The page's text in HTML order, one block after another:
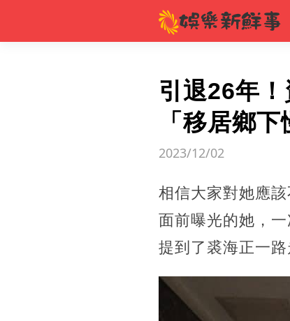
引退26年
「移居鄉
2023/12/02
相信大家對她應
面前曝光的她，
提到了裘海正一路